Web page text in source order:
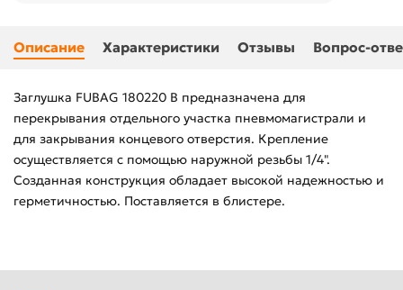
Описание Характеристики Отзывы Вопрос-
Заглушка FUBAG 180220 В предназначена для
перекрывания отдельного участка пневмомагистрали и
для закрывания концевого отверстия. Крепление
осуществляется с помощью наружной резьбы 1/4".
Созданная конструкция обладает высокой надежностью и
герметичностью. Поставляется в блистере.